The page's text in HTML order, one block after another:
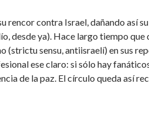
rencor contra Israel, dañando así
desde ya). Hace largo tiempo que
sensu, antiisraelí) en sus
ese claro: si sólo hay
de la paz. El círculo queda así